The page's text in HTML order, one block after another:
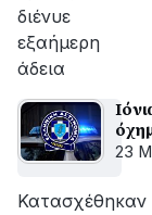
διένυε
εξαήμερη
άδεια
23
Κατασχέθηκαν